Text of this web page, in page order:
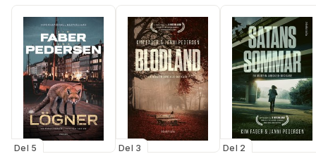
Del 5 Del 3 Del 2